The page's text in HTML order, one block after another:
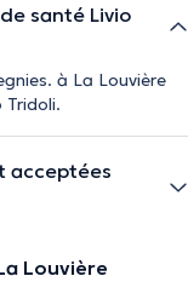
santé Livio
à La Louvière
Tridoli.
acceptées
Louvière